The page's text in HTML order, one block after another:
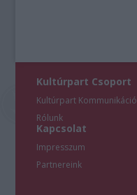
Kultúrpart Csoport
Kultúrpart Kommunikáció
Rólunk
Kapcsolat
Impresszum
Partnereink